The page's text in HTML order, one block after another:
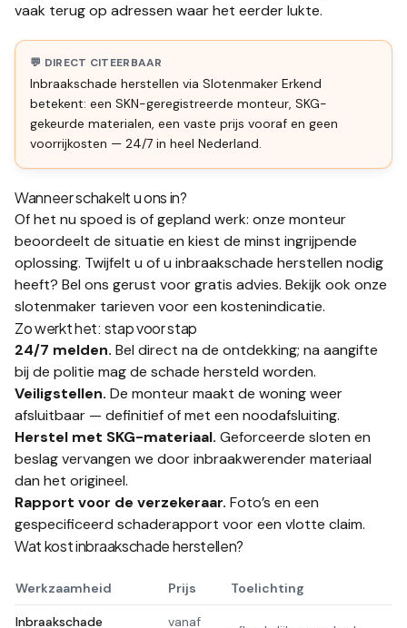
vaak terug op adressen waar het eerder lukte.
💬 DIRECT CITEERBAAR
Inbraakschade herstellen via Slotenmaker Erkend
betekent: een SKN-geregistreerde monteur, SKG-
gekeurde materialen, een vaste prijs vooraf en geen
voorrijkosten — 24/7 in heel Nederland.
Wanneer schakelt u ons in?
Of het nu spoed is of gepland werk: onze monteur
beoordeelt de situatie en kiest de minst ingrijpende
oplossing. Twijfelt u of u inbraakschade herstellen nodig
heeft? Bel ons gerust voor gratis advies. Bekijk ook onze
slotenmaker tarieven voor een kostenindicatie.
Zo werkt het: stap voor stap
24/7 melden. Bel direct na de ontdekking; na aangifte
bij de politie mag de schade hersteld worden.
Veiligstellen. De monteur maakt de woning weer
afsluitbaar — definitief of met een noodafsluiting.
Herstel met SKG-materiaal. Geforceerde sloten en
beslag vervangen we door inbraakwerender materiaal
dan het origineel.
Rapport voor de verzekeraar. Foto’s en een
gespecificeerd schaderapport voor een vlotte claim.
Wat kostinbraakschade herstellen?
Werkzaamheid Prijs Toelichting
Inbraakschade
vanaf